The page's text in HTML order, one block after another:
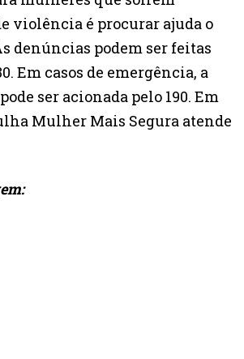
violência é procurar ajuda o
denúncias podem ser feitas
Em casos de emergência, a
ser acionada pelo 190. Em
Mulher Mais Segura atende